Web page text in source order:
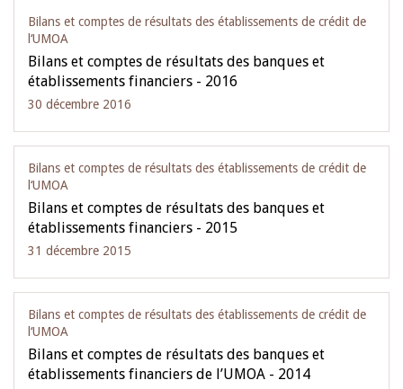
Bilans et comptes de résultats des établissements de crédit de
l‘UMOA
Bilans et comptes de résultats des banques et
établissements financiers - 2016
30 décembre 2016
Bilans et comptes de résultats des établissements de crédit de
l‘UMOA
Bilans et comptes de résultats des banques et
établissements financiers - 2015
31 décembre 2015
Bilans et comptes de résultats des établissements de crédit de
l‘UMOA
Bilans et comptes de résultats des banques et
établissements financiers de l’UMOA - 2014